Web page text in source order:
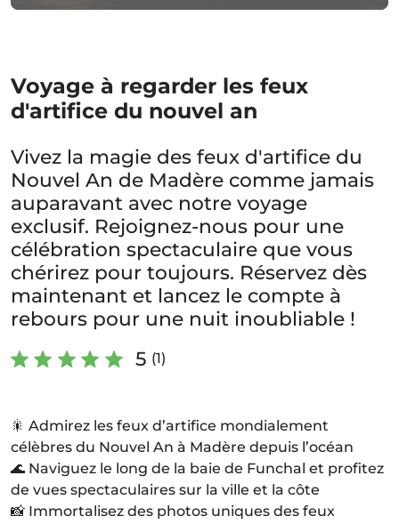
Voyage à regarder les feux
d'artifice du nouvel an
Vivez la magie des feux d'artifice du
Nouvel An de Madère comme jamais
auparavant avec notre voyage
exclusif. Rejoignez-nous pour une
célébration spectaculaire que vous
chérirez pour toujours. Réservez dès
maintenant et lancez le compte à
rebours pour une nuit inoubliable !
5 (1)
🎇 Admirez les feux d’artifice mondialement
célèbres du Nouvel An à Madère depuis l’océan
🌊 Naviguez le long de la baie de Funchal et profitez
de vues spectaculaires sur la ville et la côte
📸 Immortalisez des photos uniques des feux